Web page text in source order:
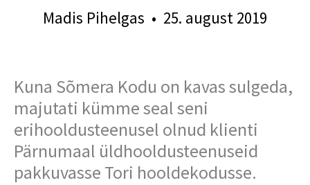
Madis Pihelgas • 25. august 2019
Kuna Sõmera Kodu on kavas sulgeda,
majutati kümme seal seni
erihooldusteenusel olnud klienti
Pärnumaal üldhooldusteenuseid
pakkuvasse Tori hooldekodusse.